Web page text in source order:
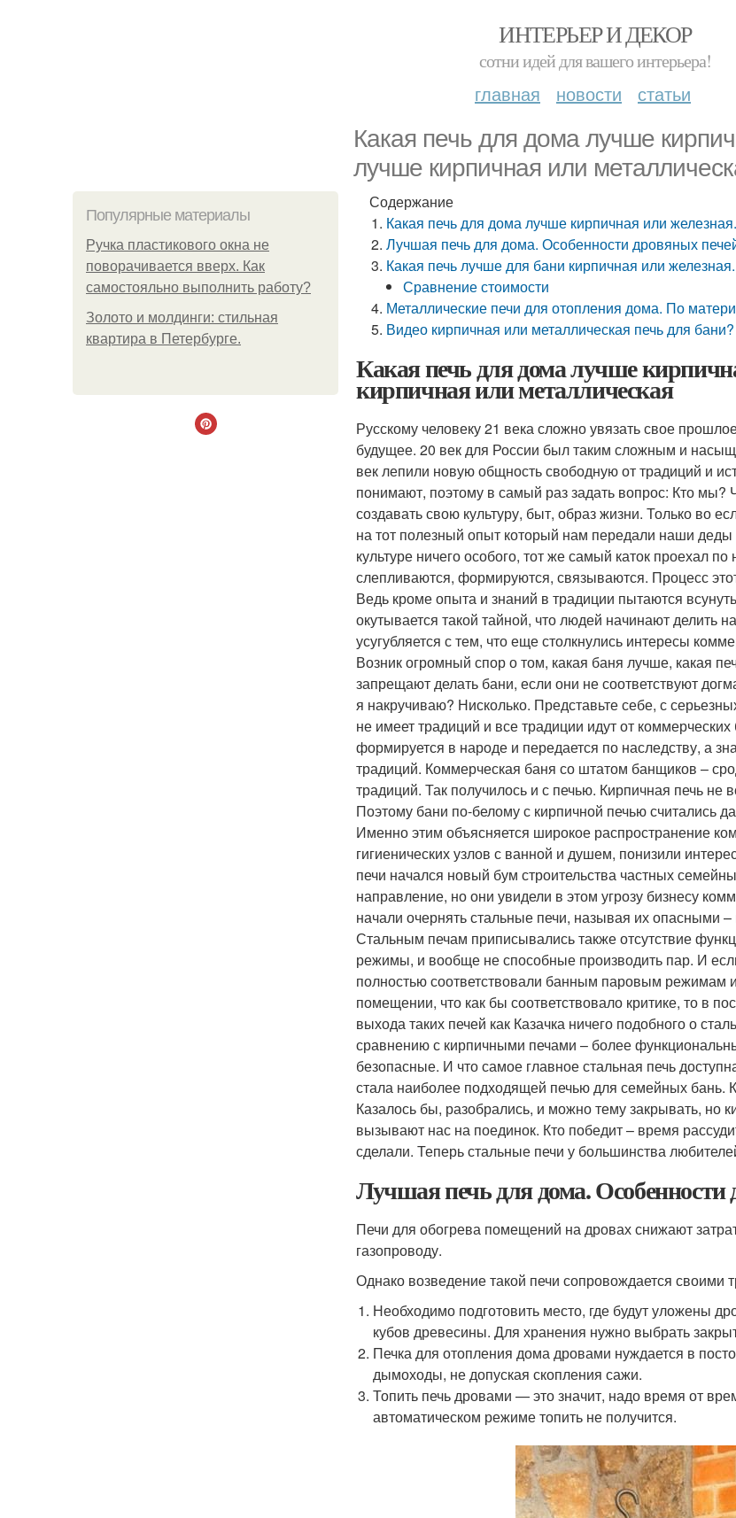
ИНТЕРЬЕР И ДЕКОР
сотни идей для вашего интерьера!
главная новости статьи
Какая печь для дома лучше
лучше кирпичная или
Популярные материалы
Ручка пластикового окна не
поворачивается вверх. Как
самостояльно выполнить работу?
Золото и молдинги: стильная
квартира в Петербурге.
Содержание
Какая печь для дома лучше кирпичная или
Лучшая печь для дома. Особенности дровяных
Какая печь лучше для бани кирпичная или
Сравнение стоимости
Металлические печи для отопления дома. По
Видео кирпичная или металлическая печь для
Какая печь для дома лучше
кирпичная или металлическая
Русскому человеку 21 века сложно увязать свое
будущее. 20 век для России был таким сложным и
век лепили новую общность свободную от традиций и
понимают, поэтому в самый раз задать вопрос: Кто
создавать свою культуру, быт, образ жизни. Только во
на тот полезный опыт который нам передали наши
культуре ничего особого, тот же самый каток проехал
слепливаются, формируются, связываются. Процесс
Ведь кроме опыта и знаний в традиции пытаются
окутывается такой тайной, что людей начинают
усугубляется с тем, что еще столкнулись интересы
Возник огромный спор о том, какая баня лучше, какая
запрещают делать бани, если они не соответствуют
я накручиваю? Нисколько. Представьте себе, с
не имеет традиций и все традиции идут от
формируется в народе и передается по наследству, а
традиций. Коммерческая баня со штатом банщиков –
традиций. Так получилось и с печью. Кирпичная печь
Поэтому бани по-белому с кирпичной печью считались
Именно этим объясняется широкое распространение
гигиенических узлов с ванной и душем, понизили
печи начался новый бум строительства частных
направление, но они увидели в этом угрозу бизнесу
начали очернять стальные печи, называя их
Стальным печам приписывались также отсутствие
режимы, и вообще не способные производить пар. И
полностью соответствовали банным паровым режимам
помещении, что как бы соответствовало критике, то в
выхода таких печей как Казачка ничего подобного о
сравнению с кирпичными печами – более
безопасные. И что самое главное стальная печь
стала наиболее подходящей печью для семейных бань.
Казалось бы, разобрались, и можно тему закрывать, но
вызывают нас на поединок. Кто победит – время
сделали. Теперь стальные печи у большинства
Лучшая печь для дома. Особенности
Печи для обогрева помещений на дровах снижают
газопроводу.
Однако возведение такой печи сопровождается своими
Необходимо подготовить место, где будут уложены
кубов древесины. Для хранения нужно выбрать
Печка для отопления дома дровами нуждается в
дымоходы, не допуская скопления сажи.
Топить печь дровами — это значит, надо время от
автоматическом режиме топить не получится.